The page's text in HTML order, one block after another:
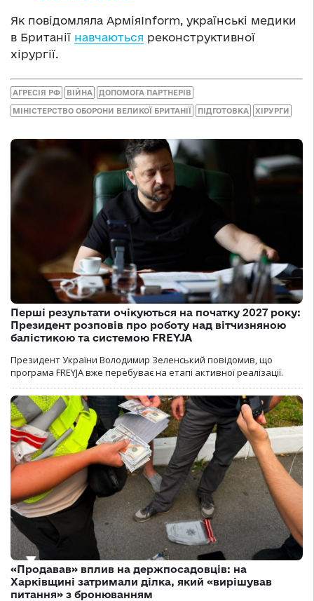
Як повідомляла АрміяInform, українські медики
в Британії навчаються реконструктивної
хірургії.
АГРЕСІЯ РФ ВІЙНА ДОПОМОГА ПАРТНЕРІВ
МІНІСТЕРСТВО ОБОРОНИ ВЕЛИКОЇ БРИТАНІЇ ПІДГОТОВКА ХІРУРГИ
Перші результати очікуються на початку 2027 року:
Президент розповів про роботу над вітчизняною
балістикою та системою FREYJA
Президент України Володимир Зеленський повідомив, що
програма FREYJA вже перебуває на етапі активної реалізації.
«Продавав» вплив на держпосадовців: на
Харківщині затримали ділка, який «вирішував
питання» з бронюванням